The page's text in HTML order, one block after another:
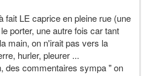
fait LE caprice en pleine rue (une
porter, une autre fois car tant
main, on n'irait pas vers la
hurler, pleurer ...
des commentaires sympa " on